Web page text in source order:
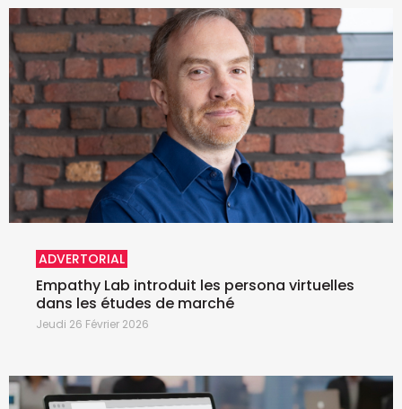
ADVERTORIAL
Empathy Lab introduit les persona virtuelles
dans les études de marché
Jeudi 26 Février 2026